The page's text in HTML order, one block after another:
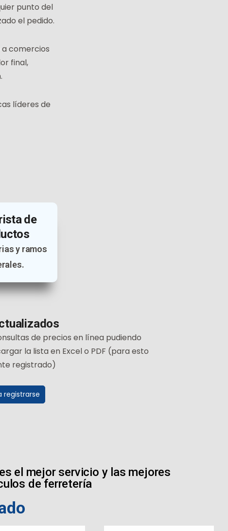
punto del
el pedido.
comercios
final,
líderes de
de
y ramos
de precios en línea pudiendo
la lista en Excel o PDF (para esto
registrado)
registrarse
el mejor servicio y las mejores
de ferretería